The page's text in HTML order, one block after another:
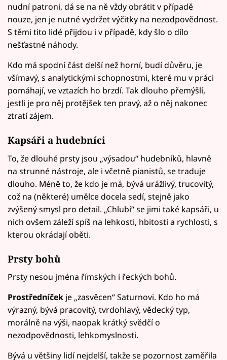
nudní patroni, dá se na ně vždy obrátit v případě
nouze, jen je nutné vydržet výčitky na nezodpovědnost.
S těmi tito lidé přijdou i v případě, kdy šlo o dílo
nešťastné náhody.
Kdo má spodní část delší než horní, budí důvěru, je
všímavý, s analytickými schopnostmi, které mu v práci
pomáhají, ve vztazích ho brzdí. Tak dlouho přemýšlí,
jestli je pro něj protějšek ten pravý, až o něj nakonec
ztratí zájem.
Kapsáři a hudebníci
To, že dlouhé prsty jsou „výsadou“ hudebníků, hlavně
na strunné nástroje, ale i včetně pianistů, se traduje
dlouho. Méně to, že kdo je má, bývá urážlivý, trucovitý,
což na (některé) umělce docela sedí, stejně jako
zvýšený smysl pro detail. „Chlubí“ se jimi také kapsáři, u
nich ovšem záleží spíš na lehkosti, hbitosti a rychlosti, s
kterou okrádají oběti.
Prsty bohů
Prsty nesou jména římských i řeckých bohů.
Prostředníček je „zasvěcen“ Saturnovi. Kdo ho má
výrazný, bývá pracovitý, tvrdohlavý, vědecký typ,
morálně na výši, naopak krátký svědčí o
nezodpovědnosti, lehkomyslnosti.
Bývá u většiny lidí nejdelší, takže se pozornost zaměřila